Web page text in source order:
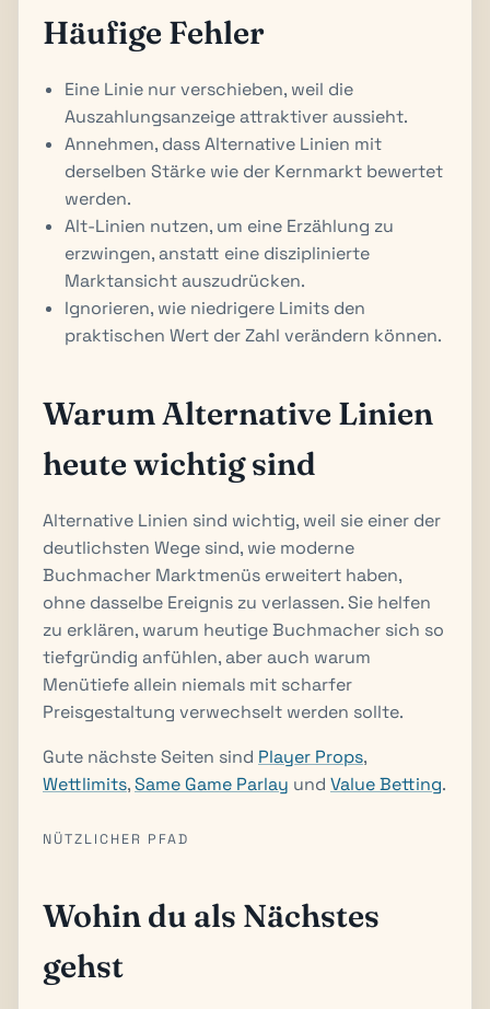
Häufige Fehler
Eine Linie nur verschieben, weil die
Auszahlungsanzeige attraktiver aussieht.
Annehmen, dass Alternative Linien mit
derselben Stärke wie der Kernmarkt bewertet
werden.
Alt-Linien nutzen, um eine Erzählung zu
erzwingen, anstatt eine disziplinierte
Marktansicht auszudrücken.
Ignorieren, wie niedrigere Limits den
praktischen Wert der Zahl verändern können.
Warum Alternative Linien
heute wichtig sind
Alternative Linien sind wichtig, weil sie einer der
deutlichsten Wege sind, wie moderne
Buchmacher Marktmenüs erweitert haben,
ohne dasselbe Ereignis zu verlassen. Sie helfen
zu erklären, warum heutige Buchmacher sich so
tiefgründig anfühlen, aber auch warum
Menütiefe allein niemals mit scharfer
Preisgestaltung verwechselt werden sollte.
Gute nächste Seiten sind Player Props,
Wettlimits,Same Game Parlay und Value Betting.
NÜTZLICHER PFAD
Wohin du als Nächstes
gehst